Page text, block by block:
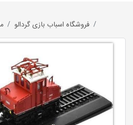
فروشگاه اسباب بازی گردالو